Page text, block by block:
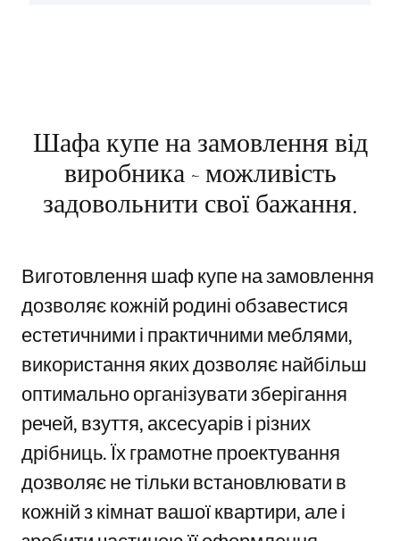
Шафа купе на замовлення від
виробника - можливість
задовольнити свої бажання.
Виготовлення шаф купе на замовлення
дозволяє кожній родині обзавестися
естетичними і практичними меблями,
використання яких дозволяє найбільш
оптимально організувати зберігання
речей, взуття, аксесуарів і різних
дрібниць. Їх грамотне проектування
дозволяє не тільки встановлювати в
кожній з кімнат вашої квартири, але і